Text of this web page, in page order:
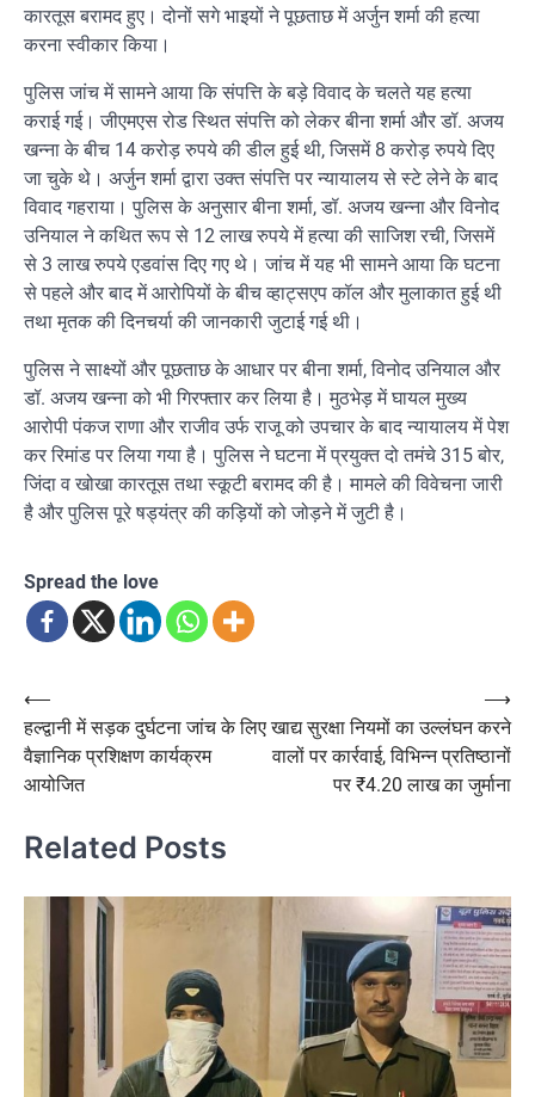
कारतूस बरामद हुए। दोनों सगे भाइयों ने पूछताछ में अर्जुन शर्मा की हत्या
करना स्वीकार किया।
पुलिस जांच में सामने आया कि संपत्ति के बड़े विवाद के चलते यह हत्या
कराई गई। जीएमएस रोड स्थित संपत्ति को लेकर बीना शर्मा और डॉ. अजय
खन्ना के बीच 14 करोड़ रुपये की डील हुई थी, जिसमें 8 करोड़ रुपये दिए
जा चुके थे। अर्जुन शर्मा द्वारा उक्त संपत्ति पर न्यायालय से स्टे लेने के बाद
विवाद गहराया। पुलिस के अनुसार बीना शर्मा, डॉ. अजय खन्ना और विनोद
उनियाल ने कथित रूप से 12 लाख रुपये में हत्या की साजिश रची, जिसमें
से 3 लाख रुपये एडवांस दिए गए थे। जांच में यह भी सामने आया कि घटना
से पहले और बाद में आरोपियों के बीच व्हाट्सएप कॉल और मुलाकात हुई थी
तथा मृतक की दिनचर्या की जानकारी जुटाई गई थी।
पुलिस ने साक्ष्यों और पूछताछ के आधार पर बीना शर्मा, विनोद उनियाल और
डॉ. अजय खन्ना को भी गिरफ्तार कर लिया है। मुठभेड़ में घायल मुख्य
आरोपी पंकज राणा और राजीव उर्फ राजू को उपचार के बाद न्यायालय में पेश
कर रिमांड पर लिया गया है। पुलिस ने घटना में प्रयुक्त दो तमंचे 315 बोर,
जिंदा व खोखा कारतूस तथा स्कूटी बरामद की है। मामले की विवेचना जारी
है और पुलिस पूरे षड्यंत्र की कड़ियों को जोड़ने में जुटी है।
Spread the love
Post
navigation
⟵
हल्द्वानी में सड़क दुर्घटना जांच के लिए
वैज्ञानिक प्रशिक्षण कार्यक्रम
आयोजित
खाद्य सुरक्षा नियमों का उल्लंघन करने
वालों पर कार्रवाई, विभिन्न प्रतिष्ठानों
पर ₹4.20 लाख का जुर्माना
⟶
Related Posts